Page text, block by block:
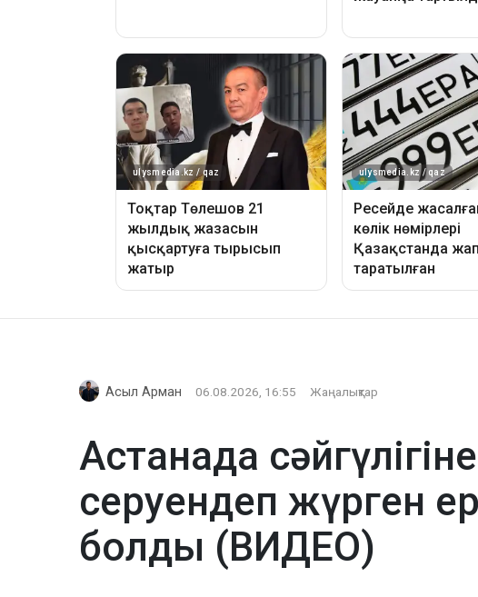
Асыл Арман 06.08.2026, 16:55 Жаңалықтар
Астанада
серуендеп жүрген
болды (ВИДЕО)